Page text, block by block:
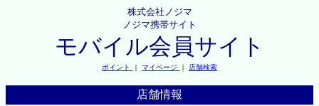
株式会社ノジマ
ノジマ携帯サイト
モバイル会員サイト
ポイント ｜ マイページ ｜ 店舗検索
店舗情報